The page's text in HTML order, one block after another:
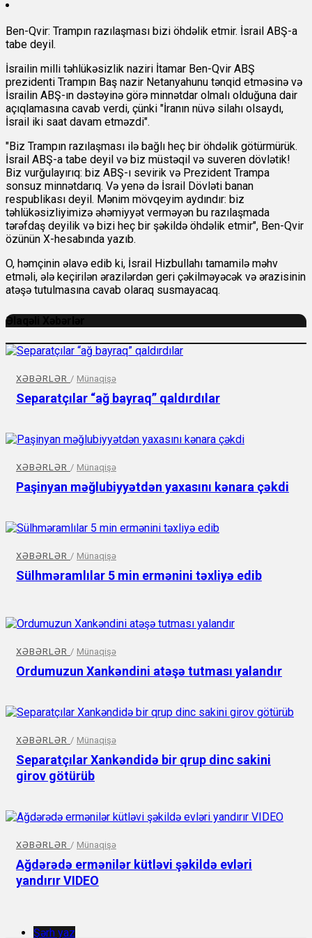
Ben-Qvir: Trampın razılaşması bizi öhdəlik etmir. İsrail ABŞ-a
tabe deyil.
İsrailin milli təhlükəsizlik naziri İtamar Ben-Qvir ABŞ
prezidenti Trampın Baş nazir Netanyahunu tənqid etməsinə və
İsrailin ABŞ-ın dəstəyinə görə minnətdar olmalı olduğuna dair
açıqlamasına cavab verdi, çünki "İranın nüvə silahı olsaydı,
İsrail iki saat davam etməzdi".
"Biz Trampın razılaşması ilə bağlı heç bir öhdəlik götürmürük.
İsrail ABŞ-a tabe deyil və biz müstəqil və suveren dövlətik!
Biz vurğulayırıq: biz ABŞ-ı sevirik və Prezident Trampa
sonsuz minnətdarıq. Və yenə də İsrail Dövləti banan
respublikası deyil. Mənim mövqeyim aydındır: biz
təhlükəsizliyimizə əhəmiyyət verməyən bu razılaşmada
tərəfdaş deyilik və bizi heç bir şəkildə öhdəlik etmir", Ben-Qvir
özünün X-hesabında yazıb.
O, həmçinin əlavə edib ki, İsrail Hizbullahı tamamilə məhv
etməli, ələ keçirilən ərazilərdən geri çəkilməyəcək və ərazisinin
atəşə tutulmasına cavab olaraq susmayacaq.
Əlaqəli Xəbərlər
XƏBƏRLƏR / Münaqişə
Separatçılar “ağ bayraq” qaldırdılar
XƏBƏRLƏR / Münaqişə
Paşinyan məğlubiyyətdən yaxasını kənara çəkdi
XƏBƏRLƏR / Münaqişə
Sülhməramlılar 5 min ermənini təxliyə edib
XƏBƏRLƏR / Münaqişə
Ordumuzun Xankəndini atəşə tutması yalandır
XƏBƏRLƏR / Münaqişə
Separatçılar Xankəndidə bir qrup dinc sakini
girov götürüb
XƏBƏRLƏR / Münaqişə
Ağdərədə ermənilər kütləvi şəkildə evləri
yandırır VIDEO
Şərh yaz